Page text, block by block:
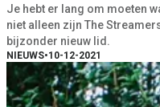
Je hebt er lang om moeten
niet alleen zijn The
bijzonder nieuw lid.
NIEUWS•10-12-2021